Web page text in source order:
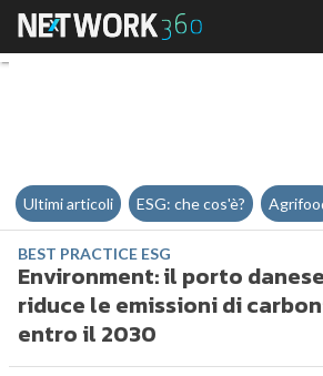
Ultimi articoli ESG: che cos'è?
BEST PRACTICE ESG
Environment: il porto
riduce le emissioni di
entro il 2030